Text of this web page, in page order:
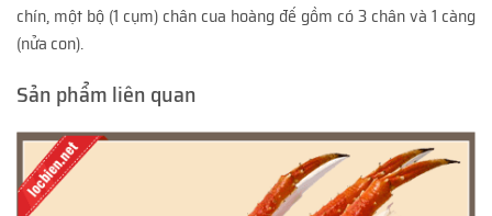
chín, một bộ (1 cụm) chân cua hoàng đế gồm có 3 chân và 1 càng
(nửa con).
Sản phẩm liên quan